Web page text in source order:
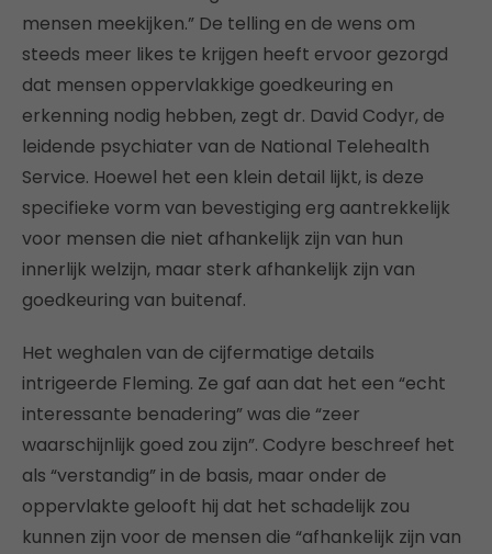
mensen meekijken.” De telling en de wens om
steeds meer likes te krijgen heeft ervoor gezorgd
dat mensen oppervlakkige goedkeuring en
erkenning nodig hebben, zegt dr. David Codyr, de
leidende psychiater van de National Telehealth
Service. Hoewel het een klein detail lijkt, is deze
specifieke vorm van bevestiging erg aantrekkelijk
voor mensen die niet afhankelijk zijn van hun
innerlijk welzijn, maar sterk afhankelijk zijn van
goedkeuring van buitenaf.
Het weghalen van de cijfermatige details
intrigeerde Fleming. Ze gaf aan dat het een “echt
interessante benadering” was die “zeer
waarschijnlijk goed zou zijn”. Codyre beschreef het
als “verstandig” in de basis, maar onder de
oppervlakte gelooft hij dat het schadelijk zou
kunnen zijn voor de mensen die “afhankelijk zijn van